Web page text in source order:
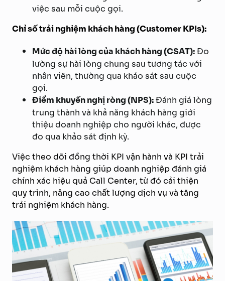
việc sau mỗi cuộc gọi.
Chỉ số trải nghiệm khách hàng (Customer KPIs):
Mức độ hài lòng của khách hàng (CSAT):Đo
lường sự hài lòng chung sau tương tác với
nhân viên, thường qua khảo sát sau cuộc
gọi.
Điểm khuyến nghị ròng (NPS):Đánh giá lòng
trung thành và khả năng khách hàng giới
thiệu doanh nghiệp cho người khác, được
đo qua khảo sát định kỳ.
Việc theo dõi đồng thời KPI vận hành và KPI trải
nghiệm khách hàng giúp doanh nghiệp đánh giá
chính xác hiệu quả Call Center, từ đó cải thiện
quy trình, nâng cao chất lượng dịch vụ và tăng
trải nghiệm khách hàng.